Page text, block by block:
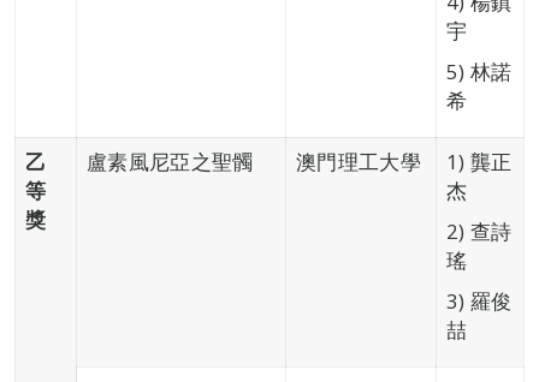
宇
5) 林諾
希
乙
等
獎
盧素風尼亞之聖髑 澳門理工大學
1) 龔正
杰
2) 查詩
瑤
3) 羅俊
喆